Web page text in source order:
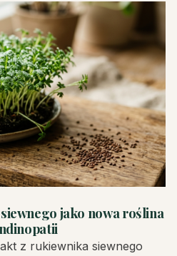
jako nowa roślina
z rukiewnika siewnego